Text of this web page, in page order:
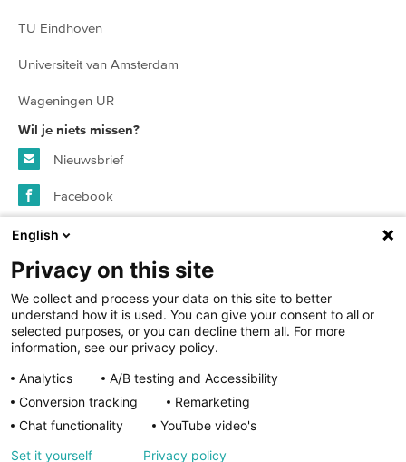
TU Eindhoven
Universiteit van Amsterdam
Wageningen UR
Wil je niets missen?
Nieuwsbrief
Facebook
Instagram
© 2026 SURFspot - alle rechten voorbehouden
Algemene voorwaarden
Privacy statement
Cookie instellingen
English
Privacy on this site
We collect and process your data on this site to better
understand how it is used. You can give your consent to all or
selected purposes, or you can decline them all. For more
information, see our privacy policy.
Analytics
A/B testing and Accessibility
Conversion tracking
Remarketing
Chat functionality
YouTube video's
Set it yourself
Privacy policy